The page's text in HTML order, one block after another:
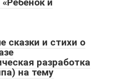
и
сказки и стихи о
разработка
на тему